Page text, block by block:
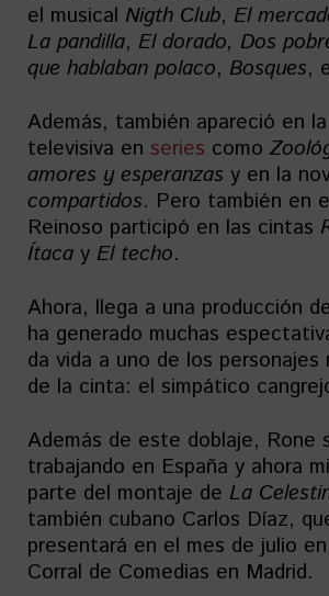
el musical Nigth Club, El
La pandilla, El dorado, Dos
que hablaban polaco, Bosques,
Además, también apareció en
televisiva en series como
amores y esperanzas y en la
compartidos. Pero también en
Reinoso participó en las cintas
Ítaca y El techo.
Ahora, llega a una producción
ha generado muchas
da vida a uno de los personajes
de la cinta: el simpático
Además de este doblaje, Rone
trabajando en España y ahora
parte del montaje de La
también cubano Carlos Díaz,
presentará en el mes de julio
Corral de Comedias en Madrid.